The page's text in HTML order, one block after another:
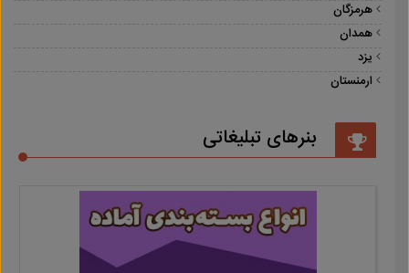
هرمزگان
همدان
یزد
ارمنستان
بنرهای تبلیغاتی